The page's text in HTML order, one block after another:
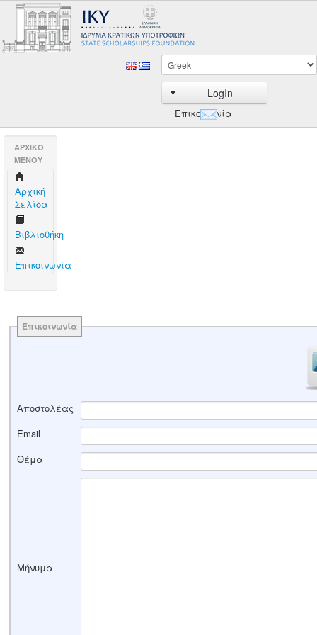
LogIn
Επικοινωνία
AΡΧΙΚΟ
ΜΕΝΟΥ
Aρχική
Σελίδα
Βιβλιοθήκη
Επικοινωνία
Επικοινωνία
Αποστολέας
Email
Θέμα
Μήνυμα